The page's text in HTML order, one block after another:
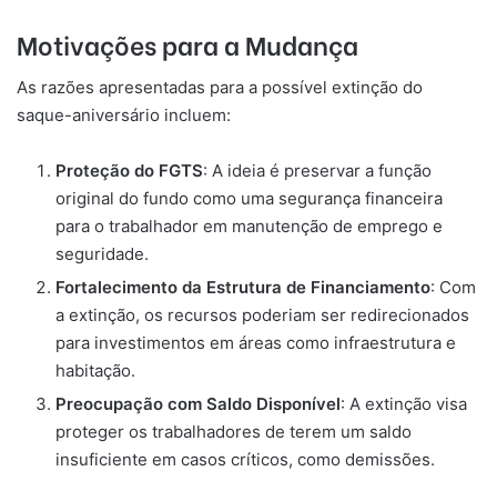
Motivações para a Mudança
As razões apresentadas para a possível extinção do
saque-aniversário incluem:
Proteção do FGTS: A ideia é preservar a função
original do fundo como uma segurança financeira
para o trabalhador em manutenção de emprego e
seguridade.
Fortalecimento da Estrutura de Financiamento: Com
a extinção, os recursos poderiam ser redirecionados
para investimentos em áreas como infraestrutura e
habitação.
Preocupação com Saldo Disponível: A extinção visa
proteger os trabalhadores de terem um saldo
insuficiente em casos críticos, como demissões.